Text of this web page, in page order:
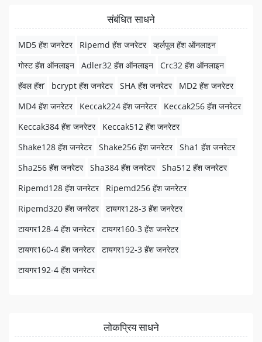
संबंधित साधने
MD5 हॅश जनरेटर Ripemd हॅश जनरेटर
व्हर्लपूल हॅश ऑनलाइन
गोस्ट हॅश ऑनलाइन
Adler32 हॅश ऑनलाइन
Crc32 हॅश ऑनलाइन
हॅवल हॅश’
bcrypt हॅश जनरेटर SHA हॅश जनरेटर
MD2 हॅश जनरेटर
MD4 हॅश जनरेटर
Keccak224 हॅश जनरेटर
Keccak256 हॅश जनरेटर
Keccak384 हॅश जनरेटर
Keccak512 हॅश जनरेटर
Shake128 हॅश जनरेटर
Shake256 हॅश जनरेटर
Sha1 हॅश जनरेटर
Sha256 हॅश जनरेटर
Sha384 हॅश जनरेटर
Sha512 हॅश जनरेटर
Ripemd128 हॅश जनरेटर
Ripemd256 हॅश जनरेटर
Ripemd320 हॅश जनरेटर
टायगर128-3 हॅश जनरेटर
टायगर128-4 हॅश जनरेटर
टायगर160-3 हॅश जनरेटर
टायगर160-4 हॅश जनरेटर
टायगर192-3 हॅश जनरेटर
टायगर192-4 हॅश जनरेटर
लोकप्रिय साधने